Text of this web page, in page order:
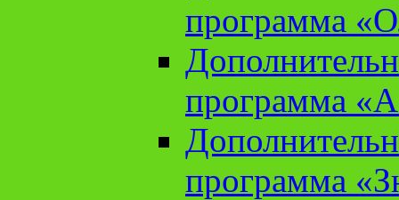
программа
программа
программа